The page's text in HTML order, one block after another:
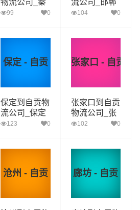
物流公司_秦
皇岛到自贡货
99 0
流公司_邯郸
到自贡货运_
104 0
保定 - 自贡
保定到自贡物
流公司_保定
到自贡货运_
123 0
张家口 - 自贡
张家口到自贡
物流公司_张
家口到自贡货
102 0
沧州 - 自贡 廊坊 - 自贡